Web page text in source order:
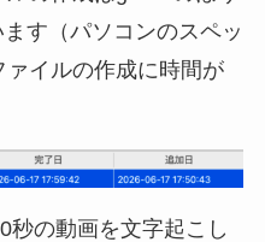
す（パソコンのスペッ
イルの作成に時間が
秒の動画を文字起こし